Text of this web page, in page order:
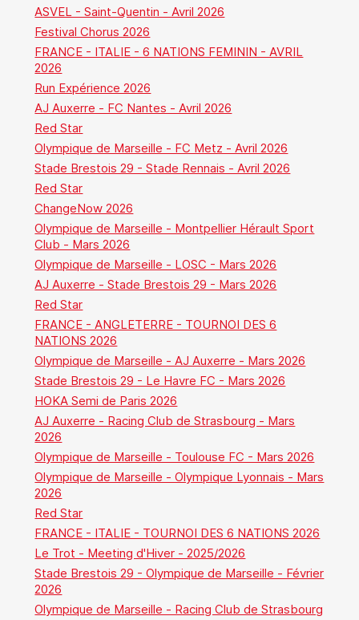
ASVEL - Saint-Quentin - Avril 2026
Festival Chorus 2026
FRANCE - ITALIE - 6 NATIONS FEMININ - AVRIL
2026
Run Expérience 2026
AJ Auxerre - FC Nantes - Avril 2026
Red Star
Olympique de Marseille - FC Metz - Avril 2026
Stade Brestois 29 - Stade Rennais - Avril 2026
Red Star
ChangeNow 2026
Olympique de Marseille - Montpellier Hérault Sport
Club - Mars 2026
Olympique de Marseille - LOSC - Mars 2026
AJ Auxerre - Stade Brestois 29 - Mars 2026
Red Star
FRANCE - ANGLETERRE - TOURNOI DES 6
NATIONS 2026
Olympique de Marseille - AJ Auxerre - Mars 2026
Stade Brestois 29 - Le Havre FC - Mars 2026
HOKA Semi de Paris 2026
AJ Auxerre - Racing Club de Strasbourg - Mars
2026
Olympique de Marseille - Toulouse FC - Mars 2026
Olympique de Marseille - Olympique Lyonnais - Mars
2026
Red Star
FRANCE - ITALIE - TOURNOI DES 6 NATIONS 2026
Le Trot - Meeting d'Hiver - 2025/2026
Stade Brestois 29 - Olympique de Marseille - Février
2026
Olympique de Marseille - Racing Club de Strasbourg